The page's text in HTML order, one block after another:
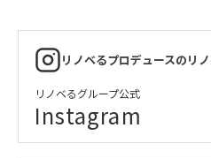
リノベるプロデュースのリ
リノベるグループ公式
Instagram